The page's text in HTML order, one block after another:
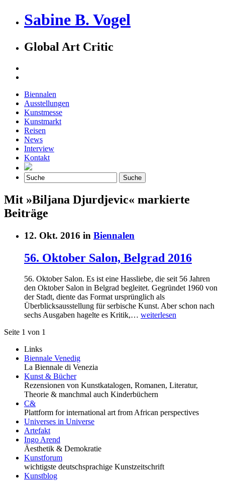
Sabine B. Vogel
Global Art Critic
Biennalen
Ausstellungen
Kunstmesse
Kunstmarkt
Reisen
News
Interview
Kontakt
Mit »Biljana Djurdjevic« markierte
Beiträge
12. Okt. 2016 in Biennalen
56. Oktober Salon, Belgrad 2016
56. Oktober Salon. Es ist eine Hassliebe, die seit 56 Jahren
den Oktober Salon in Belgrad begleitet. Gegründet 1960 von
der Stadt, diente das Format ursprünglich als
Überblicksausstellung für serbische Kunst. Aber schon nach
sechs Ausgaben hagelte es Kritik,… weiterlesen
Seite 1 von 1
Links
Biennale Venedig
La Biennale di Venezia
Kunst & Bücher
Rezensionen von Kunstkatalogen, Romanen, Literatur,
Theorie & manchmal auch Kinderbüchern
C&
Plattform for international art from African perspectives
Universes in Universe
Artefakt
Ingo Arend
Äesthetik & Demokratie
Kunstforum
wichtigste deutschsprachige Kunstzeitschrift
Kunstblog